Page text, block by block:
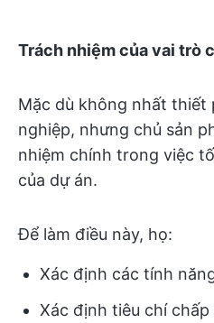
Trách nhiệm của vai trò
Mặc dù không nhất thiết
nghiệp, nhưng chủ sản
nhiệm chính trong việc
của dự án.
Để làm điều này, họ:
Xác định các tính
Xác định tiêu chí